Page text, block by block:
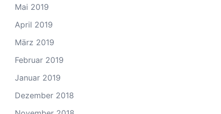
Mai 2019
April 2019
März 2019
Februar 2019
Januar 2019
Dezember 2018